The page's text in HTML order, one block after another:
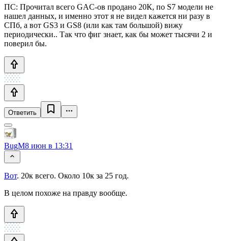
ПС: Прочитал всего GAC-ов продано 20К, по S7 модели не
нашел данных, и именно этот я не видел кажется ни разу в
СПб, а вот GS3 и GS8 (или как там большой) вижу
периодически.. Так что фиг знает, как бы может тысячи 2 и
поверил бы.
Ответить
BugM8 июн в 13:31
Вот. 20к всего. Около 10к за 25 год.
В целом похоже на правду вообще.